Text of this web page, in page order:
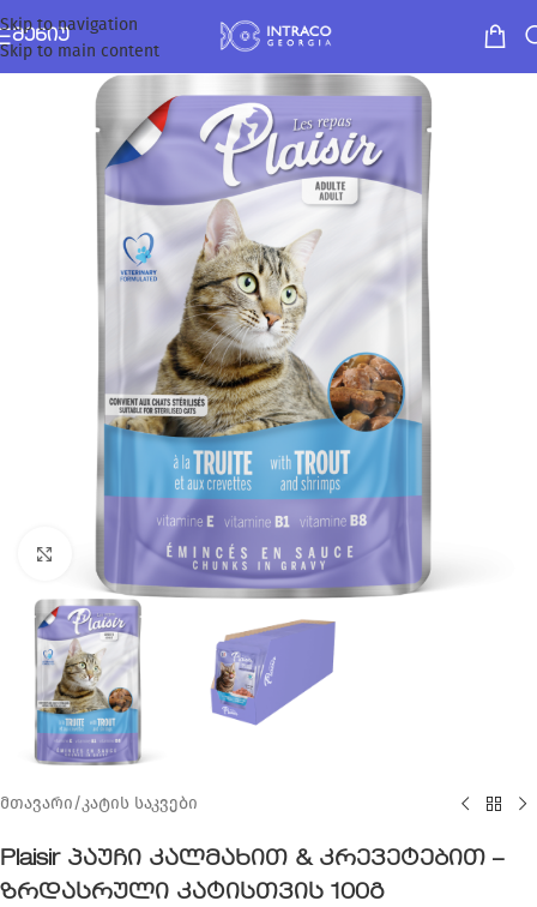
Skip to navigation
Skip to main content
ᲛᲔᲜᲘᲣ
Click to enlarge
მთავარი/კატის საკვები
Plaisir პაუჩი კალმახით & კრევეტებით –
ზრდასრული კატისთვის 100გ